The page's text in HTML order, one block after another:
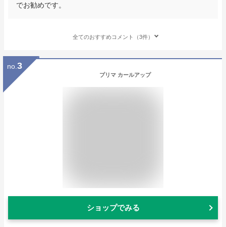
でお勧めです。
全てのおすすめコメント（3件）
no. 3
プリマ カールアップ
ショップでみる